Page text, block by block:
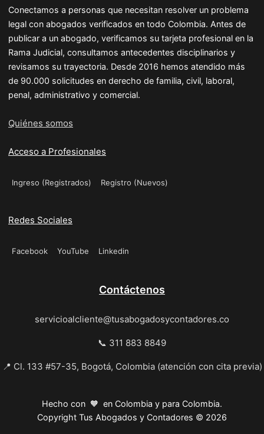
Conectamos a personas que necesitan resolver un problema
legal con abogados verificados en todo Colombia. Antes de
publicar a un abogado, verificamos su tarjeta profesional en la
Rama Judicial, consultamos antecedentes disciplinarios y
revisamos su trayectoria. Desde 2016 hemos atendido más
de 90.000 solicitudes en derecho de familia, civil, laboral,
penal, administrativo y comercial.
Quiénes somos
Acceso a Profesionales
Ingreso (Registrados) Registro (Nuevos)
Redes Sociales
Facebook YouTube Linkedin
Contáctenos
servicioalcliente@tusabogadosycontadores.co
📞 311 883 8849
📍 Cl. 133 #57-35, Bogotá, Colombia (atención con cita previa)
Hecho con 🧡 en Colombia y para Colombia.
Copyright Tus Abogados y Contadores © 2026